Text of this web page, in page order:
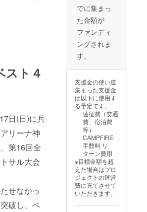
スト４
日(日)に兵
リーナ神
第16回全
サル大会
せなかっ
破し、ベ
す。
※50,000
円コー
ス、
100,000
円コー
じにな
りま
す。
住所の
記載を
お願い
致しま
す。 ※
有効期
3月まで
ジェク
トオー
ナーの
交通
費・滞
在費：
ン金額
に含ま
れま
す。
※30,000
円コー
ス、
100,000
円コー
整を行
いま
す。
日時が
決定し
ました
タッフ
訪問予
定。 ※
備考欄
に企
業・法
人名、
者様の
氏名、
ご連絡
先、ご
住所の
記載を
お願い
致しま
す。 ※
でに集まっ
た金額が
ファンディ
ングされま
す。
支援金の使い道
集まった支援金
は以下に使用す
る予定です。
遠征費（交通
費、宿泊費
等）
CAMPFIRE
手数料 リ
ターン費用
※目標金額を超
えた場合はプロ
ジェクトの運営
費に充てさせて
いただきます。